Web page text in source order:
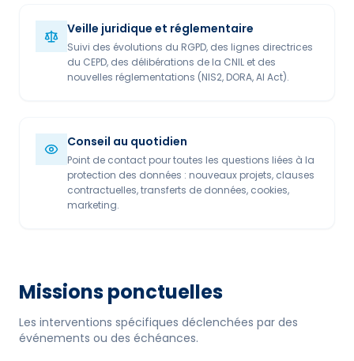
Veille juridique et réglementaire
Suivi des évolutions du RGPD, des lignes directrices
du CEPD, des délibérations de la CNIL et des
nouvelles réglementations (NIS2, DORA, AI Act).
Conseil au quotidien
Point de contact pour toutes les questions liées à la
protection des données : nouveaux projets, clauses
contractuelles, transferts de données, cookies,
marketing.
Missions ponctuelles
Les interventions spécifiques déclenchées par des
événements ou des échéances.